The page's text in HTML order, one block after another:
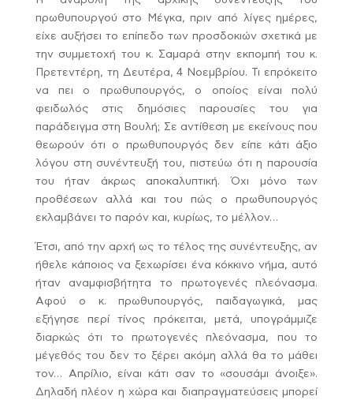
πρωθυπουργού στο Μέγκα, πριν από λίγες ημέρες,
είχε αυξήσει το επίπεδο των προσδοκιών σχετικά με
την συμμετοχή του κ. Σαμαρά στην εκπομπή του κ.
Πρετεντέρη, τη Δευτέρα, 4 Νοεμβρίου. Τι επρόκειτο
να πει ο πρωθυπουργός, ο οποίος είναι πολύ
φειδωλός στις δημόσιες παρουσίες του για
παράδειγμα στη Βουλή; Σε αντίθεση με εκείνους που
θεωρούν ότι ο πρωθυπουργός δεν είπε κάτι άξιο
λόγου στη συνέντευξή του, πιστεύω ότι η παρουσία
του ήταν άκρως αποκαλυπτική. Όχι μόνο των
προθέσεων αλλά και του πώς ο πρωθυπουργός
εκλαμβάνει το παρόν και, κυρίως, το μέλλον…
Έτσι, από την αρχή ως το τέλος της συνέντευξης, αν
ήθελε κάποιος να ξεχωρίσει ένα κόκκινο νήμα, αυτό
ήταν αναμφισβήτητα το πρωτογενές πλεόνασμα.
Αφού ο κ. πρωθυπουργός, παιδαγωγικά, μας
εξήγησε περί τίνος πρόκειται, μετά, υπογράμμιζε
διαρκώς ότι το πρωτογενές πλεόνασμα, που το
μέγεθός του δεν το ξέρει ακόμη αλλά θα το μάθει
τον… Απρίλιο, είναι κάτι σαν το «σουσάμι άνοιξε».
Δηλαδή πλέον η χώρα και διαπραγματεύσεις μπορεί